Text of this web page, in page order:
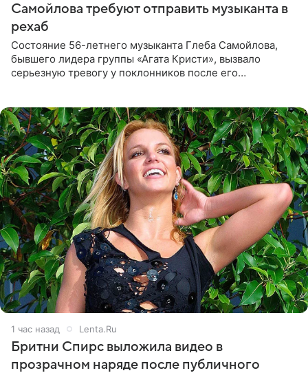
Самойлова требуют отправить музыканта в
рехаб
Состояние 56-летнего музыканта Глеба Самойлова,
бывшего лидера группы «Агата Кристи», вызвало
серьезную тревогу у поклонников после его
1 час назад Lenta.Ru
Бритни Спирс выложила видео в
прозрачном наряде после публичного